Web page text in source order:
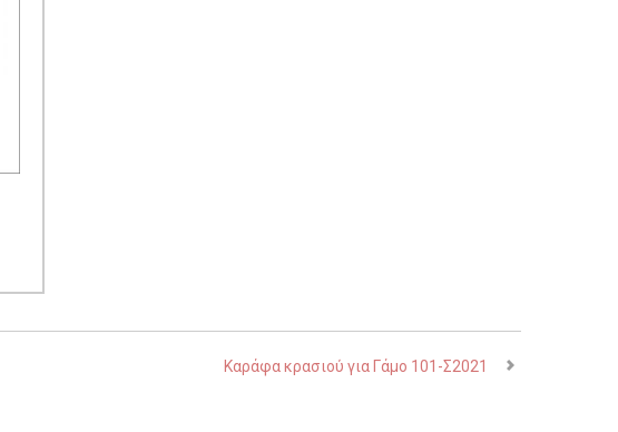
Καράφα κρασιού για Γάμο 101-Σ2021